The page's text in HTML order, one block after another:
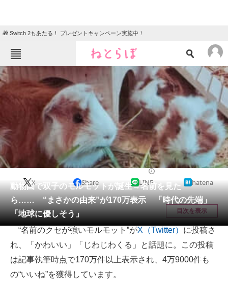
🎁 Switch 2もあたる！ プレゼントキャンペーン実施中！
ねとらぼメニュー
TOP ニュース
エンタメ クイズ
地域
住まい 教育・育児
動物 リサーチ
会員記事
メディア
注目記事を集めた総合ページ
ITの今と未来を見通す
スマホと通信の最新トレンド
動物園で双子のモルモットが誕生→名前を見た
ら…… “まさかの由来”が170万表示 「時代の先端」
「地球に優しそう」
X Share LINE hatena
目次を表示
“名前のクセが強いモルモット”がX（Twitter） に投稿さ
れ、「かわいい」「じわじわくる」と話題に。この投稿
は記事執筆時点で170万件以上表示され、4万9000件も
の“いいね”を獲得しています。